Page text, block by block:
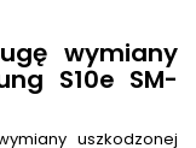
wymiany
S10e SM-
uszkodzonej